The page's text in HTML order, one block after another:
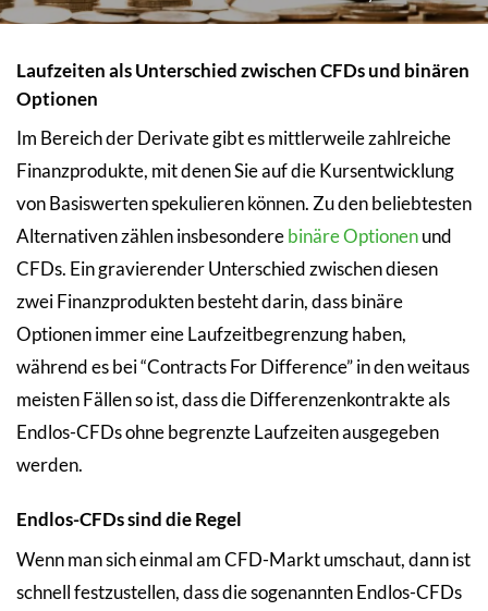
Laufzeiten als Unterschied zwischen CFDs und binären
Optionen
Im Bereich der Derivate gibt es mittlerweile zahlreiche
Finanzprodukte, mit denen Sie auf die Kursentwicklung
von Basiswerten spekulieren können. Zu den beliebtesten
Alternativen zählen insbesonderebinäre Optionenund
CFDs. Ein gravierender Unterschied zwischen diesen
zwei Finanzprodukten besteht darin, dass binäre
Optionen immer eine Laufzeitbegrenzung haben,
während es bei “Contracts For Difference” in den weitaus
meisten Fällen so ist, dass die Differenzenkontrakte als
Endlos-CFDs ohne begrenzte Laufzeiten ausgegeben
werden.
Endlos-CFDs sind die Regel
Wenn man sich einmal am CFD-Markt umschaut, dann ist
schnell festzustellen, dass die sogenannten Endlos-CFDs